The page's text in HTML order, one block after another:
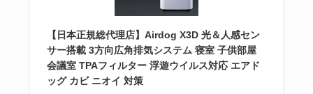
【日本正規総代理店】Airdog X3D 光＆人感セン
サー搭載 3方向広角排気システム 寝室 子供部屋
会議室 TPAフィルター 浮遊ウイルス対応 エアド
ッグ カビ ニオイ 対策